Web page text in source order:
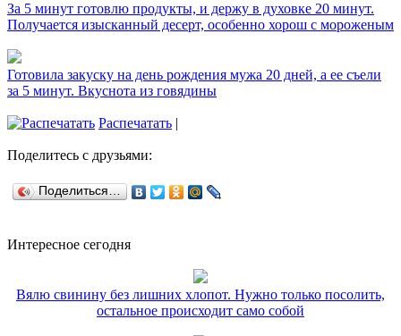
За 5 минут готовлю продукты, и держу в духовке 20 минут.
Получается изысканный десерт, особенно хорош с мороженым
Готовила закуску на день рождения мужа 20 дней, а ее съели
за 5 минут. Вкуснота из говядины
Распечатать |
Поделитесь с друзьями:
Поделиться…
Интересное сегодня
Вялю свинину без лишних хлопот. Нужно только посолить,
остальное происходит само собой